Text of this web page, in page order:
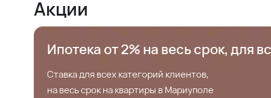
Акции
Ипотека от 2% на весь срок, для
Ставка для всех категорий клиентов,
на весь срок на квартиры в Мариуполе